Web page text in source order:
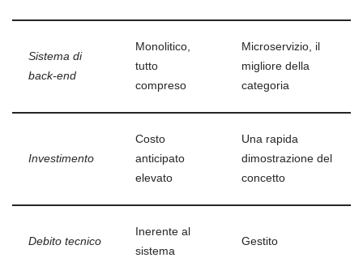
Sistema di
back-end
Monolitico,
tutto
compreso
Microservizio, il
migliore della
categoria
Investimento
Costo
anticipato
elevato
Una rapida
dimostrazione del
concetto
Debito tecnico
Inerente al
sistema
Gestito